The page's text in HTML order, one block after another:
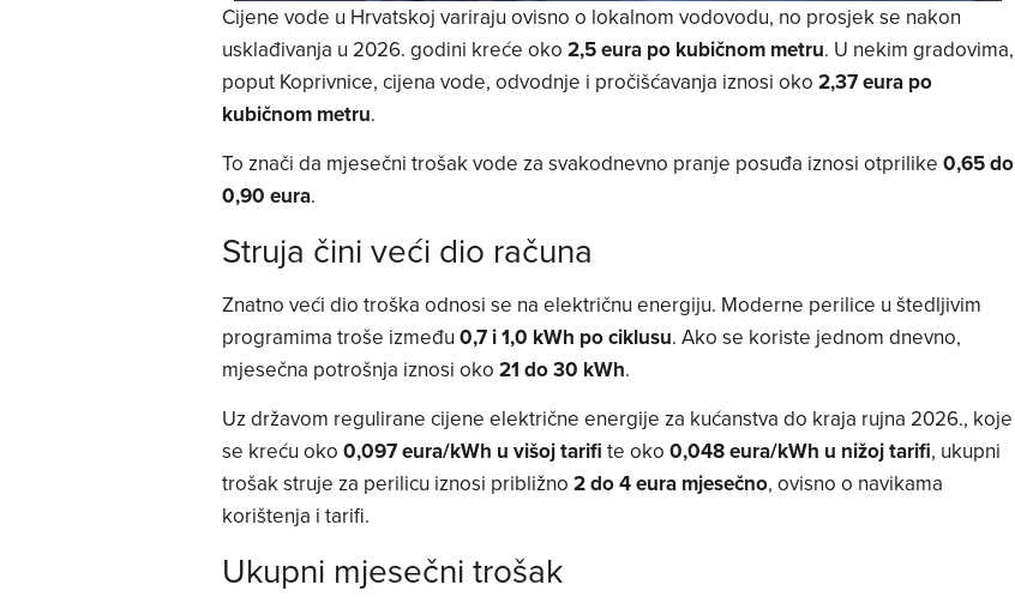
Cijene vode u Hrvatskoj variraju ovisno o lokalnom vodovodu, no prosjek se nakon
usklađivanja u 2026. godini kreće oko 2,5 eura po kubičnom metru. U nekim gradovima,
poput Koprivnice, cijena vode, odvodnje i pročišćavanja iznosi oko 2,37 eura po
kubičnom metru.
To znači da mjesečni trošak vode za svakodnevno pranje posuđa iznosi otprilike 0,65 do
0,90 eura.
Struja čini veći dio računa
Znatno veći dio troška odnosi se na električnu energiju. Moderne perilice u štedljivim
programima troše između 0,7 i 1,0 kWh po ciklusu. Ako se koriste jednom dnevno,
mjesečna potrošnja iznosi oko 21 do 30 kWh.
Uz državom regulirane cijene električne energije za kućanstva do kraja rujna 2026., koje
se kreću oko 0,097 eura/kWh u višoj tarifi te oko 0,048 eura/kWh u nižoj tarifi, ukupni
trošak struje za perilicu iznosi približno 2 do 4 eura mjesečno, ovisno o navikama
korištenja i tarifi.
Ukupni mjesečni trošak